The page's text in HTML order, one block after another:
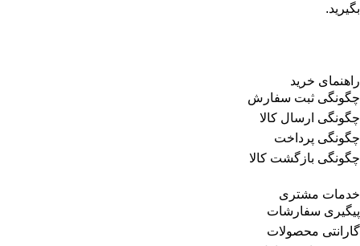
بگیرید.
راهنمای خرید
چگونگی ثبت سفارش
چگونگی ارسال کالا
چگونگی پرداخت
چگونگی بازگشت کالا
خدمات مشتری
پیگیری سفارشات
گارانتی محصولات